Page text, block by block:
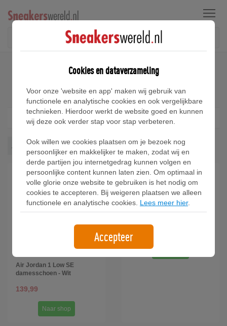
Menu
Air Jordan 1 Dames
Air Jordan 1 Wis alles
Air Jordan 1 Low SE
damesschoen - Wit
139,99
Naar shop
Air Jordan 1 Low Method of
Bruin
Cookies en dataverzameling
Voor onze 'website en app' maken wij gebruik van
functionele en analytische cookies en ook vergelijkbare
technieken. Hierdoor werkt de website goed en kunnen
wij deze ook verder stap voor stap verbeteren.
Ook willen we cookies plaatsen om je bezoek nog
persoonlijker en makkelijker te maken, zodat wij en
derde partijen jou internetgedrag kunnen volgen en
persoonlijke content kunnen laten zien. Om optimaal in
volle glorie onze website te gebruiken is het nodig om
cookies te accepteren. Bij weigeren plaatsen we alleen
functionele en analytische cookies. Lees meer hier.
Accepteer